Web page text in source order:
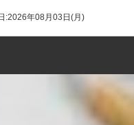
:2026年08月03日(月)